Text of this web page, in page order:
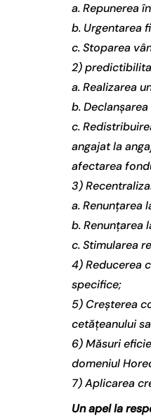
a. Repunerea
b. Urgentarea
c. Stoparea
2)
a. Realizarea
b.
c.
angajat la
afectarea
3)
a. Renunțarea
b. Renunțarea
c. Stimularea
4) Reducerea
specifice;
5) Creșterea
cetățeanului
6) Măsuri
domeniul
7) Aplicarea
Un apel la